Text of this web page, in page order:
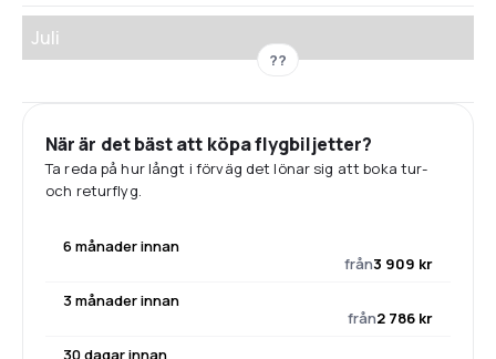
Juli
??
När är det bäst att köpa flygbiljetter?
Ta reda på hur långt i förväg det lönar sig att boka tur-
och returflyg.
6 månader innan
från3 909 kr
3 månader innan
från2 786 kr
30 dagar innan